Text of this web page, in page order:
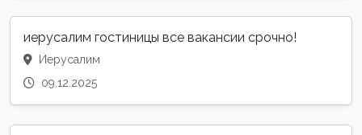
иерусалим гостиницы все вакансии срочно!
Иерусалим
09.12.2025